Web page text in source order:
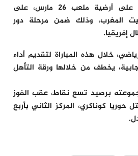
الغيني، اليوم الثلاثاء، على أرضية ملعب 26 مارس، على
المغرب، وذلك ضمن مرحلة دور
إفريقيا.
خلال هذه المباراة لتقديم أداء
يخطف من خلالها ورقة التأهل
برصيد تسع نقاط، عقب الفوز
حوريا كوناكري، المركز الثاني بأربع